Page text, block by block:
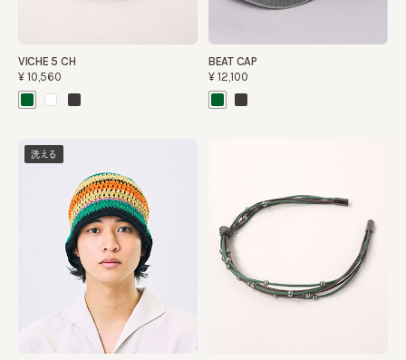
VICHE 5 CH
¥10,560
BEAT CAP
¥12,100
洗える